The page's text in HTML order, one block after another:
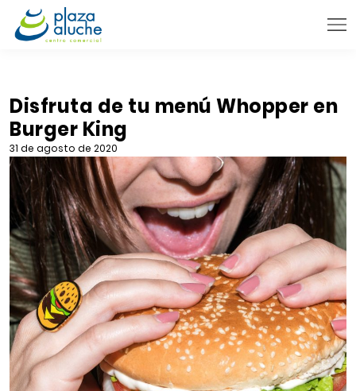
TIENDAS
VENTA TELEFÓNICA
NOVEDADES
BLOG
CONTACTO
Disfruta de tu menú Whopper en
Burger King
31 de agosto de 2020